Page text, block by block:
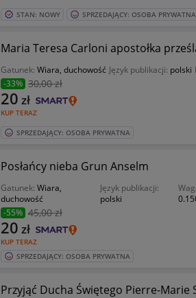
STAN: NOWY SPRZEDAJĄCY: OSOBA PRYWATNA
Maria Teresa Carloni apostołka
Gatunek: Wiara, duchowość Język publikacji: polski
-33% 30,00 zł
KUP TERAZ
20 zł
SPRZEDAJĄCY: OSOBA PRYWATNA
Posłańcy nieba Grun Anselm
Gatunek: Wiara,
duchowość
Język publikacji:
polski
-55% 45,00 zł
KUP TERAZ
20 zł
SPRZEDAJĄCY: OSOBA PRYWATNA
Przyjąć Ducha Świętego Pierre-Marie